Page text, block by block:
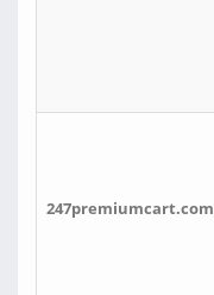
247premiumcart.com